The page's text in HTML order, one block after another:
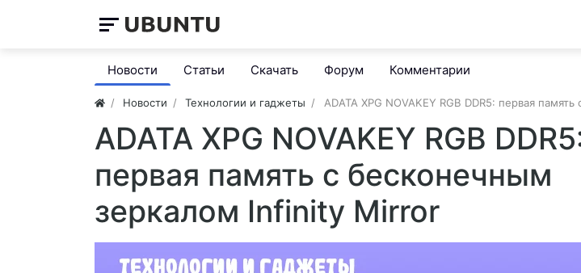
Новости Статьи Скачать Форум Комментарии
Новости Технологии и гаджеты ADATA XPG NOVAKEY RGB DDR5: первая
ADATA XPG NOVAKEY RGB
первая память с бесконечным
зеркалом Infinity Mirror